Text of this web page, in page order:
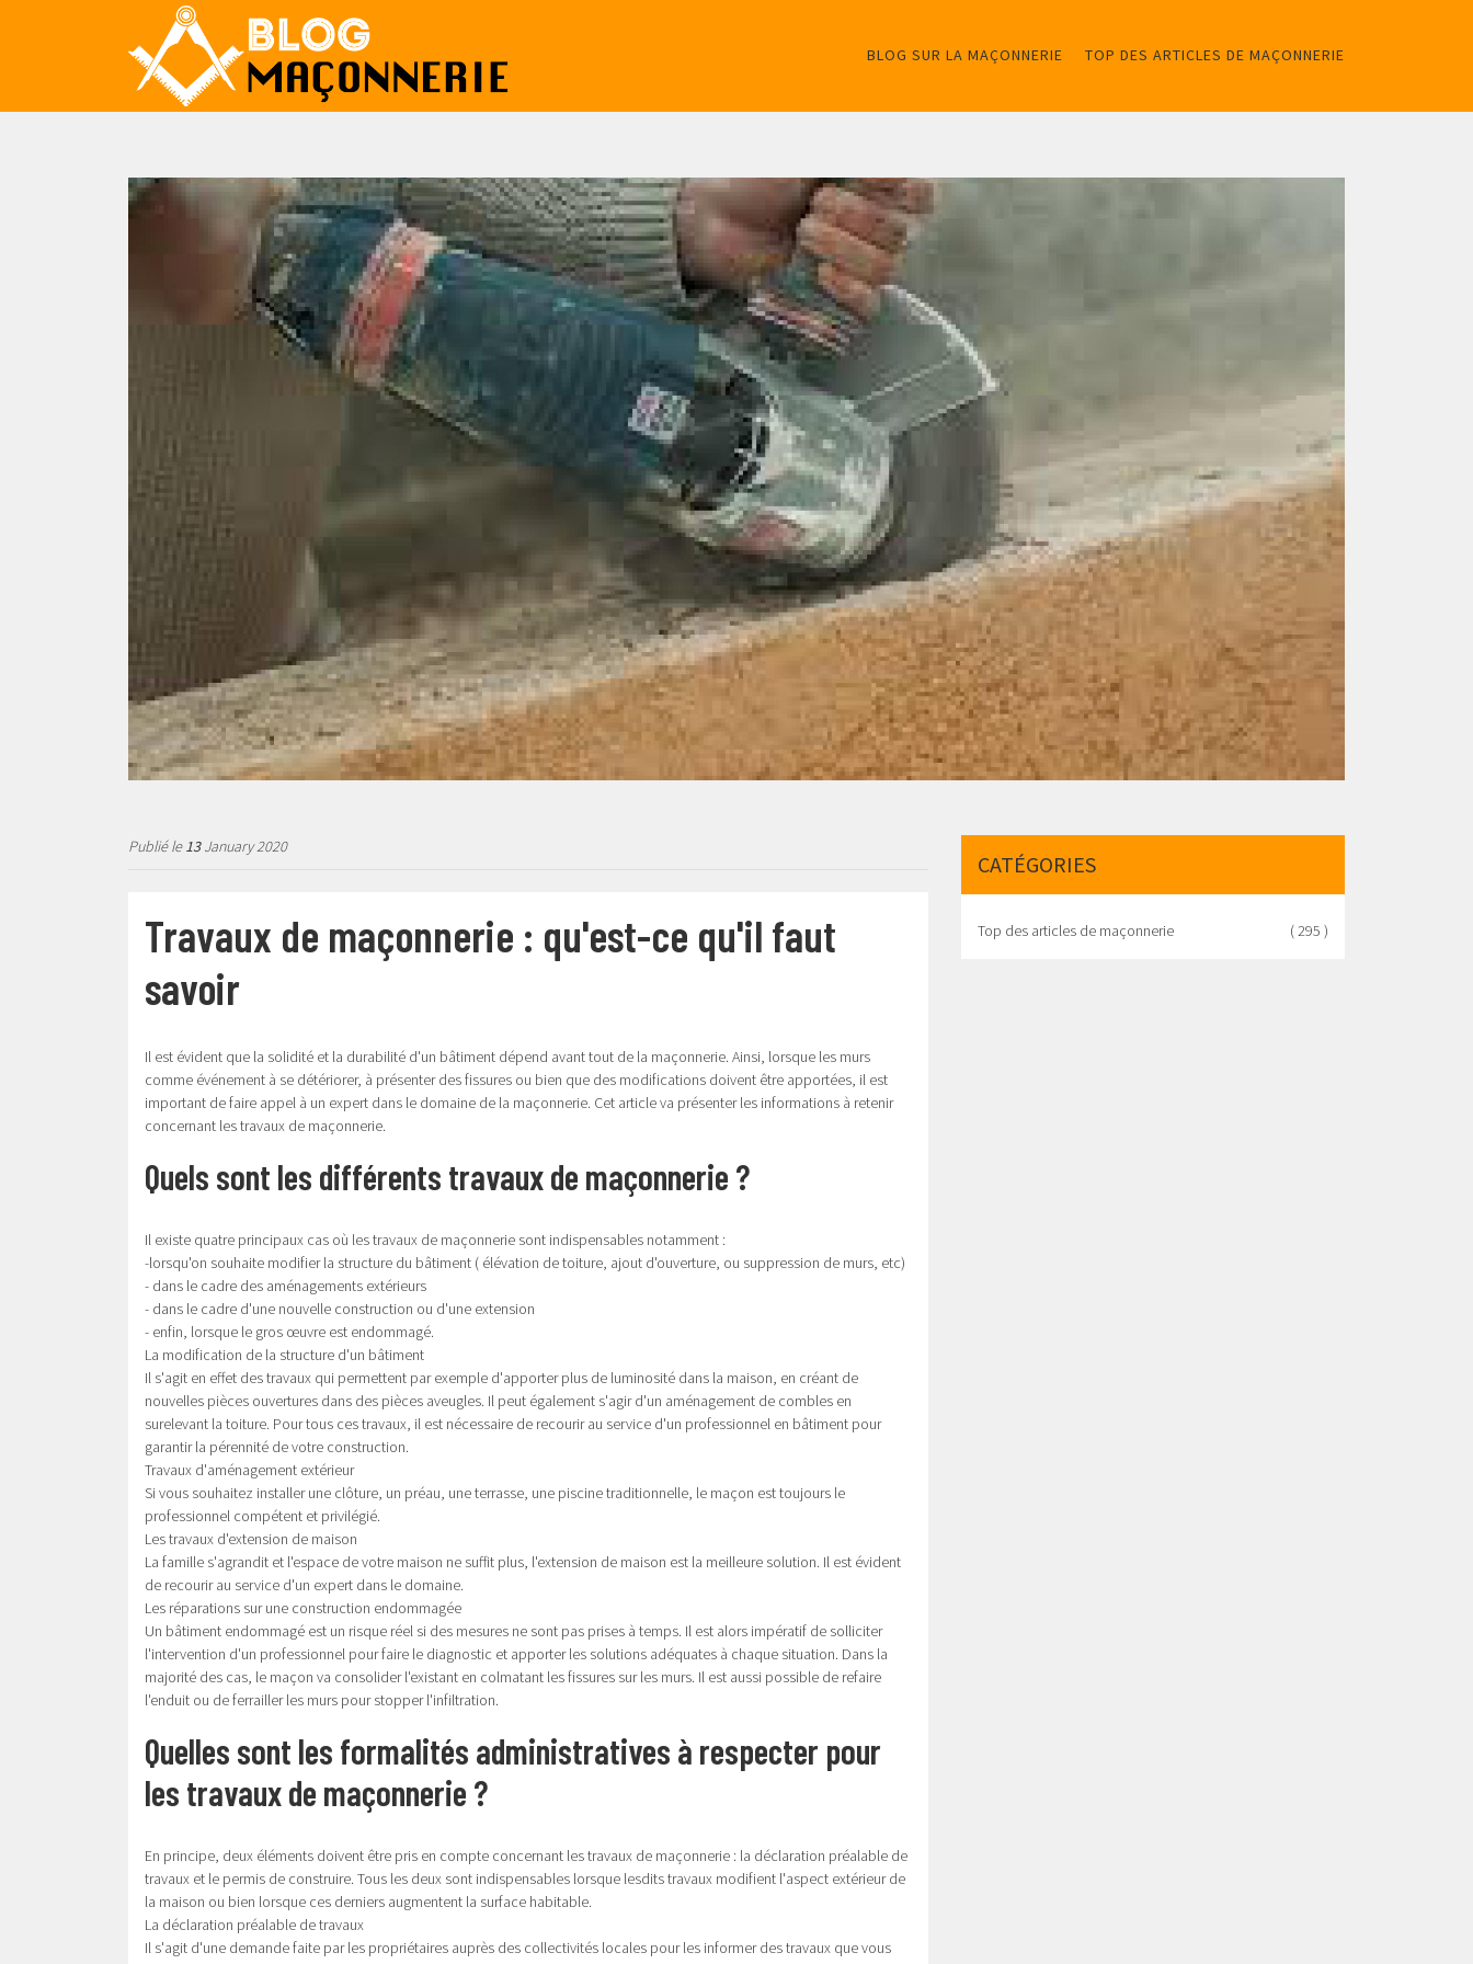
BLOG SUR LA MAÇONNERIE TOP DES ARTICLES DE MAÇONNERIE
Publié le13January 2020
Travaux de maçonnerie : qu'est-ce qu'il faut
savoir
Il est évident que la solidité et la durabilité d'un bâtiment dépend avant tout de la maçonnerie. Ainsi, lorsque les murs
comme événement à se détériorer, à présenter des fissures ou bien que des modifications doivent être apportées, il est
important de faire appel à un expert dans le domaine de la maçonnerie. Cet article va présenter les informations à retenir
concernant les travaux de maçonnerie.
Quels sont les différents travaux de maçonnerie ?
Il existe quatre principaux cas où les travaux de maçonnerie sont indispensables notamment :
-lorsqu'on souhaite modifier la structure du bâtiment ( élévation de toiture, ajout d'ouverture, ou suppression de murs, etc)
- dans le cadre des aménagements extérieurs
- dans le cadre d'une nouvelle construction ou d'une extension
- enfin, lorsque le gros œuvre est endommagé.
La modification de la structure d'un bâtiment
Il s'agit en effet des travaux qui permettent par exemple d'apporter plus de luminosité dans la maison, en créant de
nouvelles pièces ouvertures dans des pièces aveugles. Il peut également s'agir d'un aménagement de combles en
surelevant la toiture. Pour tous ces travaux, il est nécessaire de recourir au service d'un professionnel en bâtiment pour
garantir la pérennité de votre construction.
Travaux d'aménagement extérieur
Si vous souhaitez installer une clôture, un préau, une terrasse, une piscine traditionnelle, le maçon est toujours le
professionnel compétent et privilégié.
Les travaux d'extension de maison
La famille s'agrandit et l'espace de votre maison ne suffit plus, l'extension de maison est la meilleure solution. Il est évident
de recourir au service d'un expert dans le domaine.
Les réparations sur une construction endommagée
Un bâtiment endommagé est un risque réel si des mesures ne sont pas prises à temps. Il est alors impératif de solliciter
l'intervention d'un professionnel pour faire le diagnostic et apporter les solutions adéquates à chaque situation. Dans la
majorité des cas, le maçon va consolider l'existant en colmatant les fissures sur les murs. Il est aussi possible de refaire
l'enduit ou de ferrailler les murs pour stopper l'infiltration.
Quelles sont les formalités administratives à respecter pour
les travaux de maçonnerie ?
En principe, deux éléments doivent être pris en compte concernant les travaux de maçonnerie : la déclaration préalable de
travaux et le permis de construire. Tous les deux sont indispensables lorsque lesdits travaux modifient l'aspect extérieur de
la maison ou bien lorsque ces derniers augmentent la surface habitable.
La déclaration préalable de travaux
Il s'agit d'une demande faite par les propriétaires auprès des collectivités locales pour les informer des travaux que vous
CATÉGORIES
Top des articles de maçonnerie ( 295 )